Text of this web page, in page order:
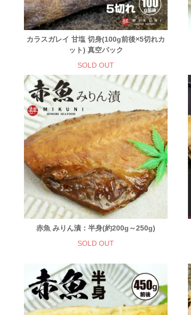
カラスガレイ 甘塩 切身(100g前後×5切れカ
ット) 真空パック
SOLD OUT
赤魚 みりん漬：半身(約200g～250g)
SOLD OUT